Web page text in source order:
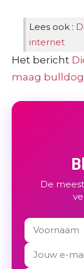
Lees ook :
internet
Het bericht
maag bulldog
De